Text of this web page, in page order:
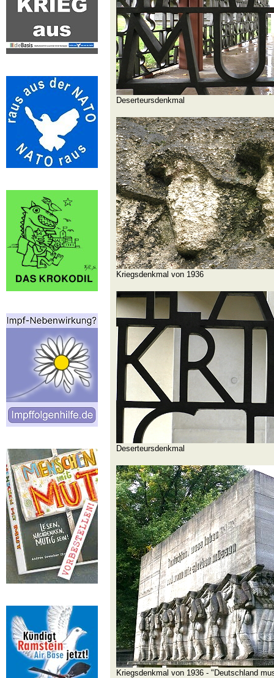
Deserteursdenkmal
Kriegsdenkmal von 1936
Deserteursdenkmal
Kriegsdenkmal von 1936 - "Deutschland